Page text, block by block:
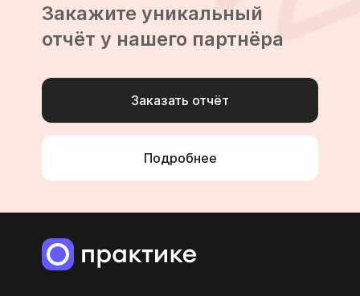
Закажите уникальный
отчёт у нашего партнёра
Заказать отчёт
Подробнее